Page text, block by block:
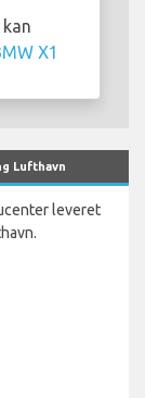
X1
Lufthavn
leveret